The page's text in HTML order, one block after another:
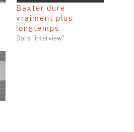
Baxter dure
vraiment plus
longtemps
Dans "interview"